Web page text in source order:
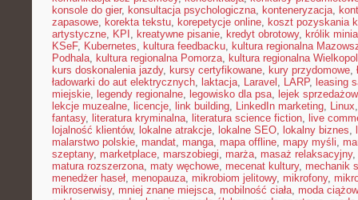
konsole do gier, konsultacja psychologiczna, konteneryzacja,
zapasowe, korekta tekstu, korepetycje online, koszt pozyskania
artystyczne, KPI , kreatywne pisanie, kredyt obrotowy, królik
KSeF, Kubernetes, kultura feedbacku, kultura regionalna
Podhala, kultura regionalna Pomorza, kultura regionalna
kurs doskonalenia jazdy, kursy certyfikowane, kury przydomowe,
ładowarki do aut elektrycznych, laktacja, Laravel , LARP, leasing
miejskie, legendy regionalne, legowisko dla psa, lejek
lekcje muzealne, licencje, link building, LinkedIn marketing, Linux
fantasy, literatura kryminalna, literatura science fiction, live
lojalność klientów, lokalne atrakcje, lokalne SEO, lokalny biznes,
malarstwo polskie, mandat, manga, mapa offline, mapy myśli,
szeptany, marketplace, marszobiegi, marża, masaż relaksacyjny,
matura rozszerzona, maty węchowe, mecenat kultury, mechanik
menedżer haseł, menopauza, mikrobiom jelitowy, mikrofony,
mikroserwisy, mniej znane miejsca, mobilność ciała, moda